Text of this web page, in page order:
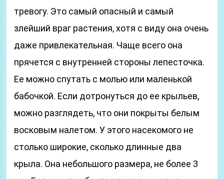
тревогу. Это самый опасный и самый
злейший враг растения, хотя с виду она очень
даже привлекательная. Чаще всего она
прячется с внутренней стороны лепесточка.
Ее можно спутать с молью или маленькой
бабочкой. Если дотронуться до ее крыльев,
можно разглядеть, что они покрыты белым
восковым налетом. У этого насекомого не
столько широкие, сколько длинные два
крыла. Она небольшого размера, не более 3